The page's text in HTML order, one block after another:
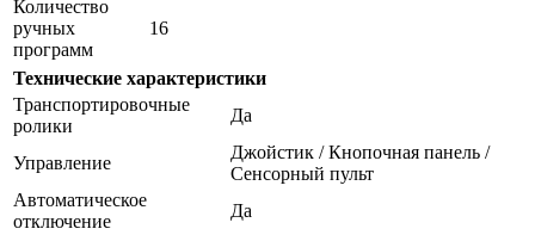
Количество
ручных
программ
16
Технические характеристики
Транспортировочные
ролики
Да
Управление
Джойстик / Кнопочная панель /
Сенсорный пульт
Автоматическое
отключение
Да